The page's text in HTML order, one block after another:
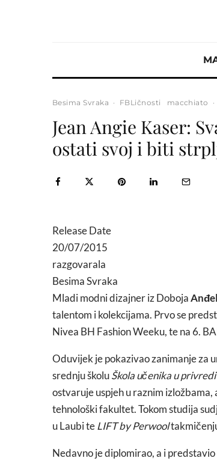
Besima Svraka · FBLičnosti macchiato ·
Jean Angie Kaser:
ostati svoj i biti
Release Date
20/07/2015
razgovarala
Besima Svraka
Mladi modni dizajner iz Doboja
talentom i kolekcijama. Prvo se
Nivea BH Fashion Weeku, te na 6.
Oduvijek je pokazivao zanimanje za
srednju školuŠkola učenika u privredi
ostvaruje uspjeh u raznim izložbama,
tehnološki fakultet. Tokom studija
u Laubi teLIFT by Perwool
Nedavno je diplomirao, a i